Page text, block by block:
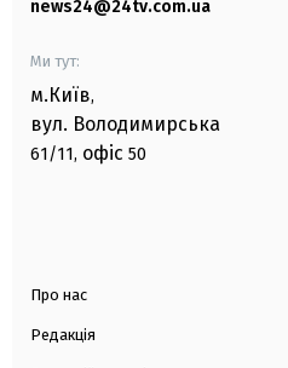
news24@24tv.com.ua
Ми тут:
м.Київ,
вул. Володимирська
61/11, офіс 50
Про нас
Редакція